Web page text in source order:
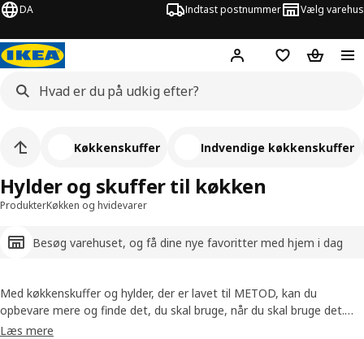
DA Indtast postnummer Vælg varehus
Hej! Log ind her
Huskeliste
Kurv
ProdukterKøkken og hvidevarer
Besøg varehuset, og få dine nye favoritter med hjem i dag
Hylder og skuffer til køkken
Køkkenskuffer Indvendige køkkenskuffer
Med køkkenskuffer og hylder, der er lavet til METOD, kan du
opbevare mere og finde det, du skal bruge, når du skal bruge det.
Med alt lige fra dybe skuffer til smarte hylder kan du holde styr på
Læs mere